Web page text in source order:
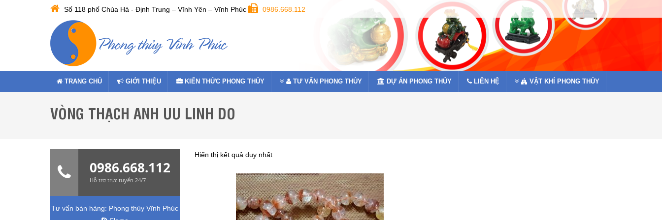
Số 118 phố Chùa Hà - Định Trung – Vĩnh Yên – Vĩnh Phúc 0986.668.112
TRANG CHỦ GIỚI THIỆU KIẾN THỨC PHONG THỦY TƯ VẤN PHONG THỦY DỰ ÁN PHONG THỦY LIÊN HỆ VẬT KHÍ PHONG THỦY
VÒNG THẠCH ANH UU LINH DO
Hiển thị kết quả duy nhất
0986.668.112
Hỗ trợ trực tuyến 24/7
Tư vấn bán hàng: Phong thủy Vĩnh Phúc